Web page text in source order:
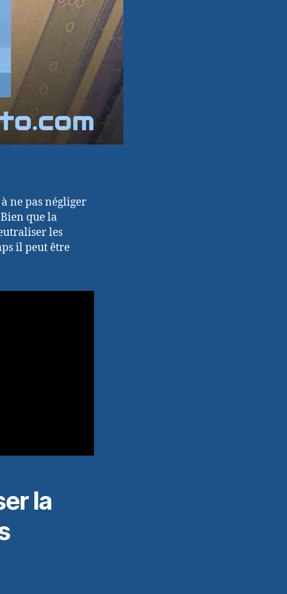
ne pas négliger
que la
les
il peut être
la